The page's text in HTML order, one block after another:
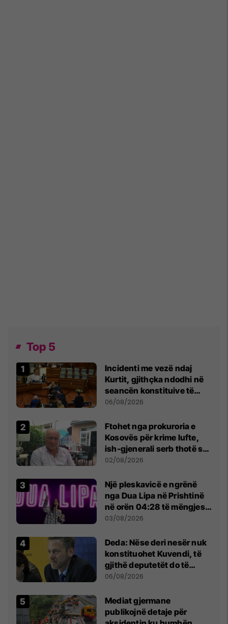
Top 5
Incidenti me vezë ndaj
Kurtit, gjithçka ndodhi në
seancën konstituive të
Kuvendit
06/08/2026
Ftohet nga prokuroria e
Kosovës për krime lufte,
ish-gjenerali serb thotë se
dikush e tradhtoi në
02/08/2026
Një pleskavicë e ngrënë
nga Dua Lipa në Prishtinë
në orën 04:28 të mëngjesit
- dhe bota digjitale serbe
03/08/2026
Deda: Nëse deri nesër nuk
konstituohet Kuvendi, të
gjithë deputetët do të
bëjnë shkelje të rëndë
06/08/2026
Mediat gjermane
publikojnë detaje për